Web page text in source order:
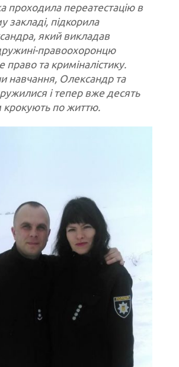
проходила переатестацію в
закладі, підкорила
який викладав
правоохоронцю
право та криміналістику.
навчання, Олександр та
і тепер вже десять
крокують по життю.